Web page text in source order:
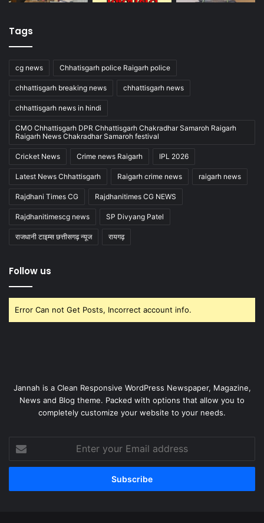
Tags
cg news Chhatisgarh police Raigarh police
chhattisgarh breaking news chhattisgarh news
chhattisgarh news in hindi
CMO Chhattisgarh DPR Chhattisgarh Chakradhar Samaroh Raigarh
Raigarh News Chakradhar Samaroh festival
Cricket News Crime news Raigarh IPL 2026
Latest News Chhattisgarh Raigarh crime news raigarh news
Rajdhani Times CG Rajdhanitimes CG NEWS
Rajdhanitimescg news SP Divyang Patel
राजधानी टाइम्स छत्तीसगढ़ न्यूज रायगढ़
Follow us
Error Can not Get Posts, Incorrect account info.
Jannah is a Clean Responsive WordPress Newspaper, Magazine,
News and Blog theme. Packed with options that allow you to
completely customize your website to your needs.
your
Email